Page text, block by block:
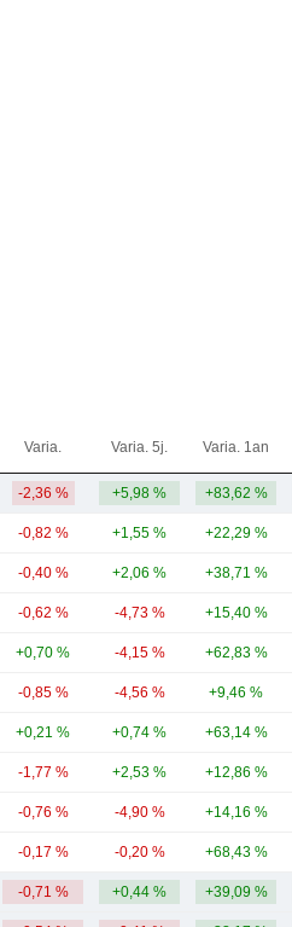
Varia. Varia. 5j. Varia. 1an
-2,36 % +5,98 % +83,62 %
-0,82 % +1,55 % +22,29 %
-0,40 % +2,06 % +38,71 %
-0,62 % -4,73 % +15,40 %
+0,70 % -4,15 % +62,83 %
-0,85 % -4,56 % +9,46 %
+0,21 % +0,74 % +63,14 %
-1,77 % +2,53 % +12,86 %
-0,76 % -4,90 % +14,16 %
-0,17 % -0,20 % +68,43 %
-0,71 % +0,44 % +39,09 %